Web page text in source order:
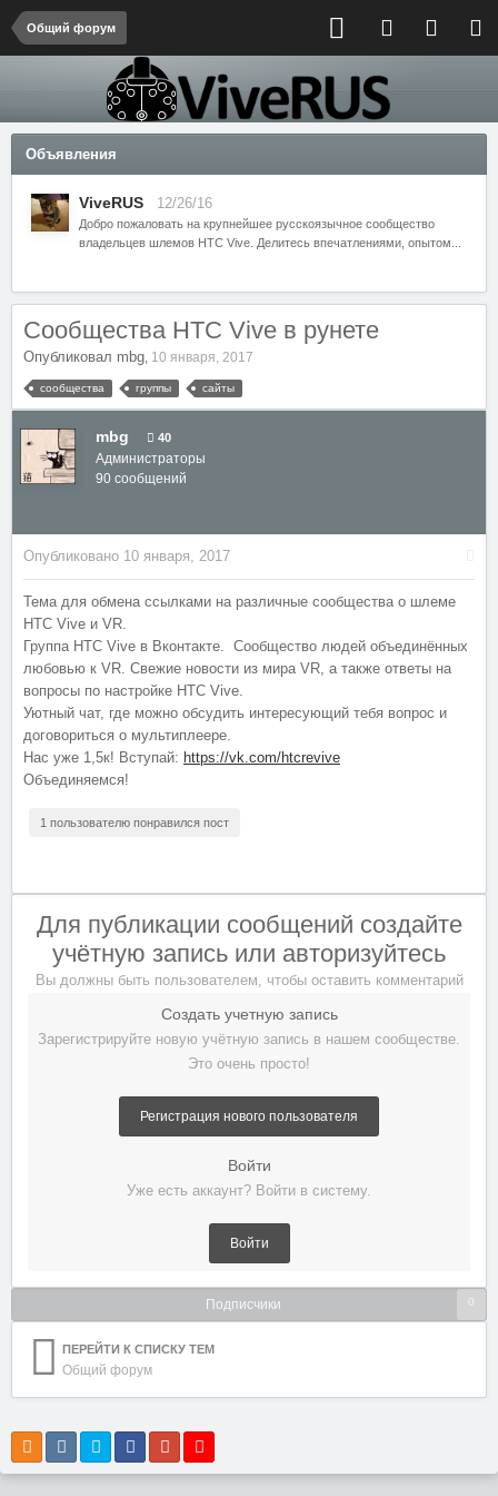
Общий форум
Объявления
ViveRUS 12/26/16
Добро пожаловать на крупнейшее русскоязычное сообщество
владельцев шлемов HTC Vive. Делитесь впечатлениями, опытом...
Сообщества HTC Vive в рунете
Опубликовал mbg, 10 января, 2017
сообщества группы сайты
mbg 40
Администраторы
90 сообщений
Опубликовано 10 января, 2017
Тема для обмена ссылками на различные сообщества о шлеме
HTC Vive и VR.
Группа HTC Vive в Вконтакте. Сообщество людей объединённых
любовью к VR. Свежие новости из мира VR, а также ответы на
вопросы по настройке HTC Vive.
Уютный чат, где можно обсудить интересующий тебя вопрос и
договориться о мультиплеере.
Нас уже 1,5к! Вступай: https://vk.com/htcrevive
Объединяемся!
1 пользователю понравился пост
Для публикации сообщений создайте
учётную запись или авторизуйтесь
Вы должны быть пользователем, чтобы оставить комментарий
Создать учетную запись
Зарегистрируйте новую учётную запись в нашем сообществе.
Это очень просто!
Регистрация нового пользователя
Войти
Уже есть аккаунт? Войти в систему.
Войти
Подписчики 0
ПЕРЕЙТИ К СПИСКУ ТЕМ
Общий форум